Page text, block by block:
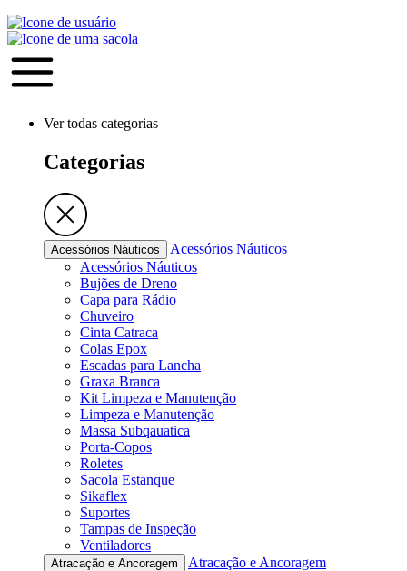
Ver todas categorias
Categorias
Acessórios Náuticos
Acessórios Náuticos
Acessórios Náuticos
Bujões de Dreno
Capa para Rádio
Chuveiro
Cinta Catraca
Colas Epox
Escadas para Lancha
Graxa Branca
Kit Limpeza e Manutenção
Limpeza e Manutenção
Massa Subqauatica
Porta-Copos
Roletes
Sacola Estanque
Sikaflex
Suportes
Tampas de Inspeção
Ventiladores
Atracação e Ancoragem
Atracação e Ancoragem